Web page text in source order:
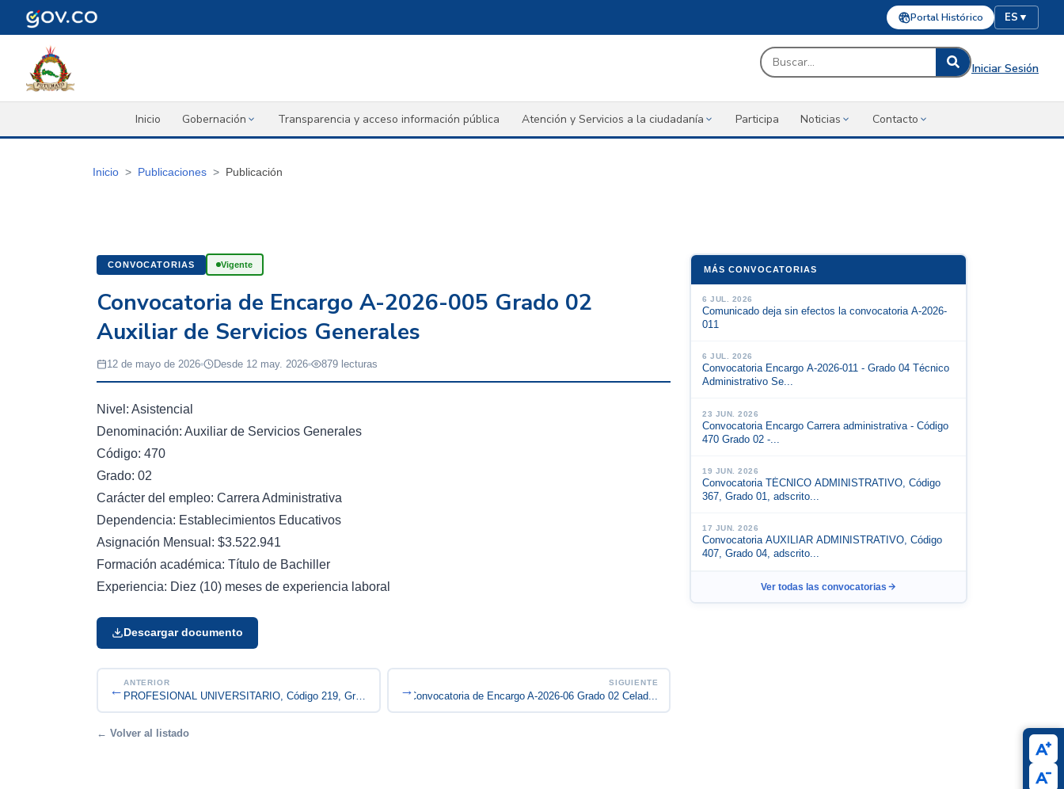
Portal Histórico ES▼
Iniciar Sesión
Inicio Gobernación Transparencia y acceso información pública Atención y Servicios a la ciudadanía Participa Noticias Contacto
Inicio Publicaciones Publicación
CONVOCATORIAS Vigente
Convocatoria de Encargo A-2026-005 Grado 02
Auxiliar de Servicios Generales
12 de mayo de 2026 Desde 12 may. 2026 879 lecturas
Nivel: Asistencial
Denominación: Auxiliar de Servicios Generales
Código: 470
Grado: 02
Carácter del empleo: Carrera Administrativa
Dependencia: Establecimientos Educativos
Asignación Mensual: $3.522.941
Formación académica: Título de Bachiller
Experiencia: Diez (10) meses de experiencia laboral
Descargar documento
← ANTERIOR
PROFESIONAL UNIVERSITARIO, Código 219, Grado 02,...
SIGUIENTE
Convocatoria de Encargo A-2026-06 Grado 02 Celad...
→
← Volver al listado
MÁS CONVOCATORIAS
6 JUL. 2026
Comunicado deja sin efectos la convocatoria A-2026-
011
6 JUL. 2026
Convocatoria Encargo A-2026-011 - Grado 04 Técnico
Administrativo Se...
23 JUN. 2026
Convocatoria Encargo Carrera administrativa - Código
470 Grado 02 -...
19 JUN. 2026
Convocatoria TÉCNICO ADMINISTRATIVO, Código
367, Grado 01, adscrito...
17 JUN. 2026
Convocatoria AUXILIAR ADMINISTRATIVO, Código
407, Grado 04, adscrito...
Ver todas las convocatorias